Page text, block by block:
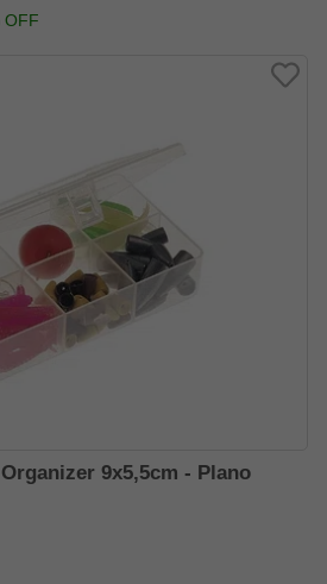
OFF
9x5,5cm - Plano